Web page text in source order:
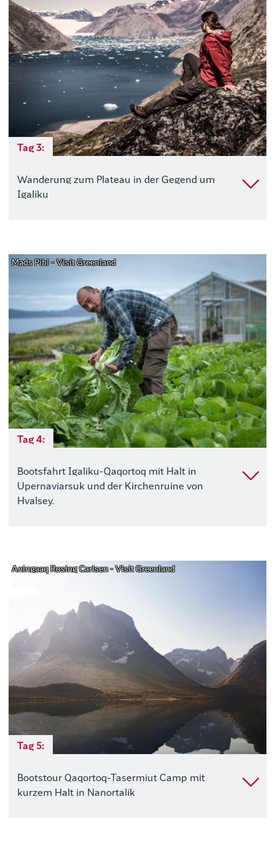
Tag 3:
Wanderung zum Plateau in der Gegend um
Igaliku
Mads Pihl - Visit Greenland
Tag 4:
Bootsfahrt Igaliku-Qaqortoq mit Halt in
Upernaviarsuk und der Kirchenruine von
Hvalsey.
Aningaaq Rosing Carlsen - Visit Greenland
Tag 5:
Bootstour Qaqortoq-Tasermiut Camp mit
kurzem Halt in Nanortalik